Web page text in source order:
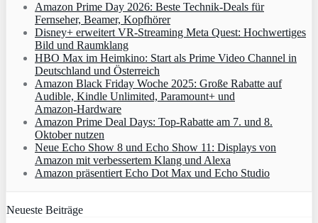
Amazon Prime Day 2026: Beste Technik-Deals für
Fernseher, Beamer, Kopfhörer
Disney+ erweitert VR‑Streaming Meta Quest: Hochwertiges
Bild und Raumklang
HBO Max im Heimkino: Start als Prime Video Channel in
Deutschland und Österreich
Amazon Black Friday Woche 2025: Große Rabatte auf
Audible, Kindle Unlimited, Paramount+ und
Amazon‑Hardware
Amazon Prime Deal Days: Top-Rabatte am 7. und 8.
Oktober nutzen
Neue Echo Show 8 und Echo Show 11: Displays von
Amazon mit verbessertem Klang und Alexa
Amazon präsentiert Echo Dot Max und Echo Studio
Neueste Beiträge